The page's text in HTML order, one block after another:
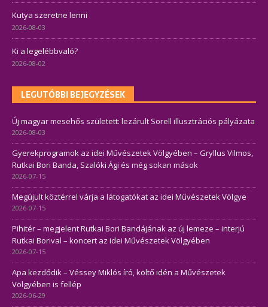
Kutya szeretne lenni
2026-08-03
Ki a legelébbvaló?
2026-08-02
LEGUTÓBBI BEJEGYZÉSEK
Új magyar mesehős született: lezárult Sorell illusztrációs pályázata
2026-08-03
Gyerekprogramok az idei Művészetek Völgyében – Gryllus Vilmos,
Rutkai Bori Banda, Szalóki Ági és még sokan mások
2026-07-15
Megújult köztérrel várja a látogatókat az idei Művészetek Völgye
2026-07-15
Pihitér – megjelent Rutkai Bori Bandájának az új lemeze – interjú
Rutkai Borival – koncert az idei Művészetek Völgyében
2026-07-15
Apa kezdődik – Véssey Miklós író, költő idén a Művészetek
Völgyében is fellép
2026-06-29